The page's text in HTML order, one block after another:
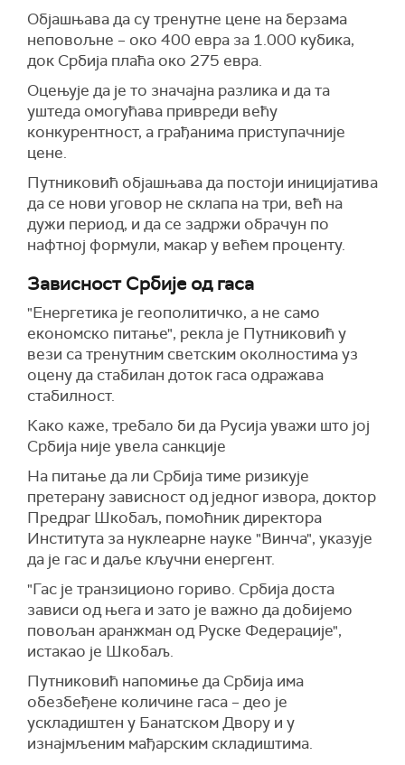
Објашњава да су тренутне цене на берзама
неповољне – око 400 евра за 1.000 кубика,
док Србија плаћа око 275 евра.
Оцењује да је то значајна разлика и да та
уштеда омогућава привреди већу
конкурентност, а грађанима приступачније
цене.
Путниковић објашњава да постоји иницијатива
да се нови уговор не склапа на три, већ на
дужи период, и да се задржи обрачун по
нафтној формули, макар у већем проценту.
Зависност Србије од гаса
"Енергетика је геополитичко, а не само
економско питање", рекла је Путниковић у
вези са тренутним светским околностима уз
оцену да стабилан доток гаса одражава
стабилност.
Како каже, требало би да Русија уважи што јој
Србија није увела санкције
На питање да ли Србија тиме ризикује
претерану зависност од једног извора, доктор
Предраг Шкобаљ, помоћник директора
Института за нуклеарне науке "Винча", указује
да је гас и даље кључни енергент.
"Гас је транзиционо гориво. Србија доста
зависи од њега и зато је важно да добијемо
повољан аранжман од Руске Федерације",
истакао је Шкобаљ.
Путниковић напомиње да Србија има
обезбеђене количине гаса – део је
ускладиштен у Банатском Двору и у
изнајмљеним мађарским складиштима.